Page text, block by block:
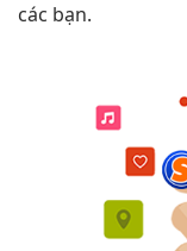
các bạn.